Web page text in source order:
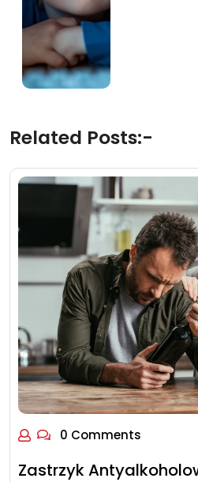
Related Posts:-
0 Comments
Zastrzyk